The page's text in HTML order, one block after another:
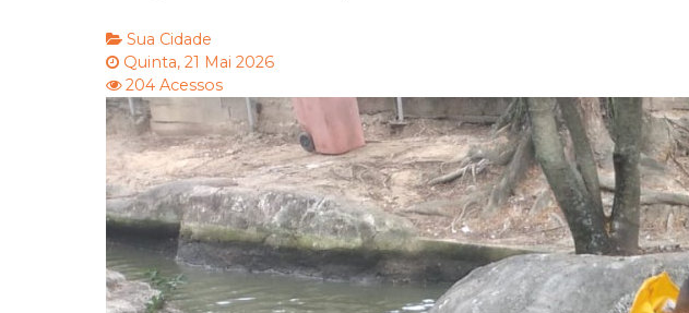
Sua Cidade
Quinta, 21 Mai 2026
204 Acessos